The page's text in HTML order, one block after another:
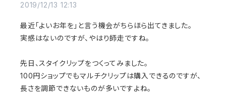
2019/12/13 12:13
最近「よいお年を」と言う機会がちらほら出てきました。
実感はないのですが、やはり師走ですね。
先日、スタイクリップをつくってみました。
100円ショップでもマルチクリップは購入できるのですが、
長さを調節できないものが多いですよね。